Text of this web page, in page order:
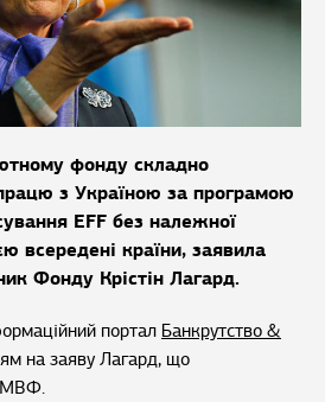
фонду складно
з Україною за програмою
EFF без належної
всередені країни, заявила
Фонду Крістін Лагард.
портал Банкрутство &
на заяву Лагард, що
МВФ.